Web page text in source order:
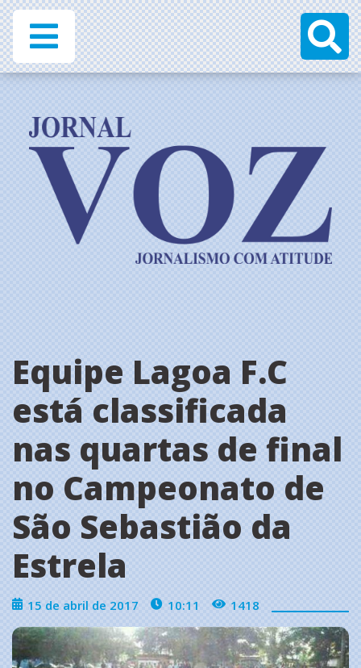
Equipe Lagoa F.C
está classificada
nas quartas de final
no Campeonato de
São Sebastião da
Estrela
15 de abril de 2017 10:11 1418